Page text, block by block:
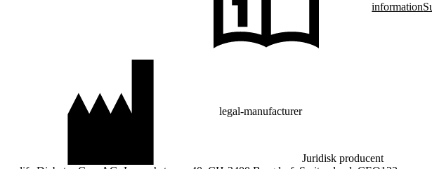
information
legal-manufacturer
Juridisk producent